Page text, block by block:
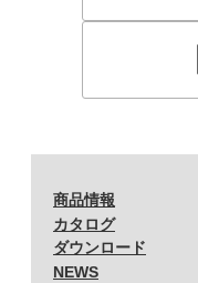
商品情報
カタログ
ダウンロード
NEWS